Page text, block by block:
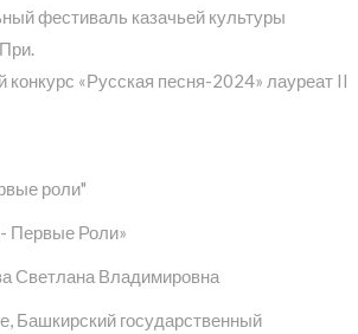
фестиваль казачьей культуры
конкурс «Русская песня-2024» лауреат II
роли"
Первые Роли»
Светлана Владимировна
Башкирский государственный